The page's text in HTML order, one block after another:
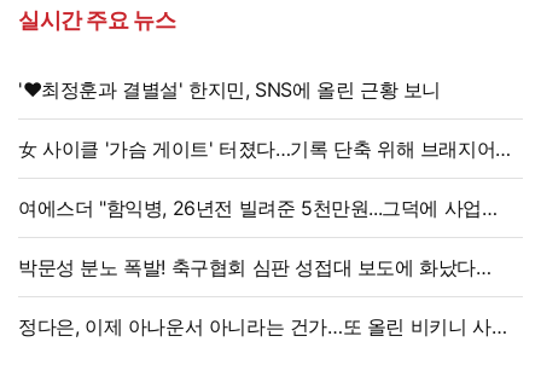
실시간 주요 뉴스
'♥최정훈과 결별설' 한지민, SNS에 올린 근황 보니
女 사이클 '가슴 게이트' 터졌다…기록 단축 위해 브래지어에
솜 넣는다?
여에스더 "함익병, 26년전 빌려준 5천만원...그덕에 사업
시작"
박문성 분노 폭발! 축구협회 심판 성접대 보도에 화났다
"국제 문제로 비화될 수 있어"
정다은, 이제 아나운서 아니라는 건가…또 올린 비키니 사진,